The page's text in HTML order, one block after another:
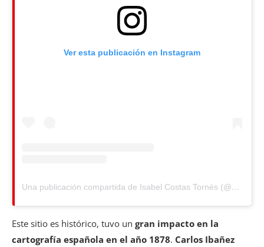
Ver esta publicación en Instagram
Una publicación compartida de Isabel Costas Tornés (@belisanertas)
Este sitio es histórico, tuvo un gran impacto en la
cartografía española en el año 1878. Carlos Ibañez